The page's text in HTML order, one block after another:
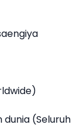
dunia (Seluruh